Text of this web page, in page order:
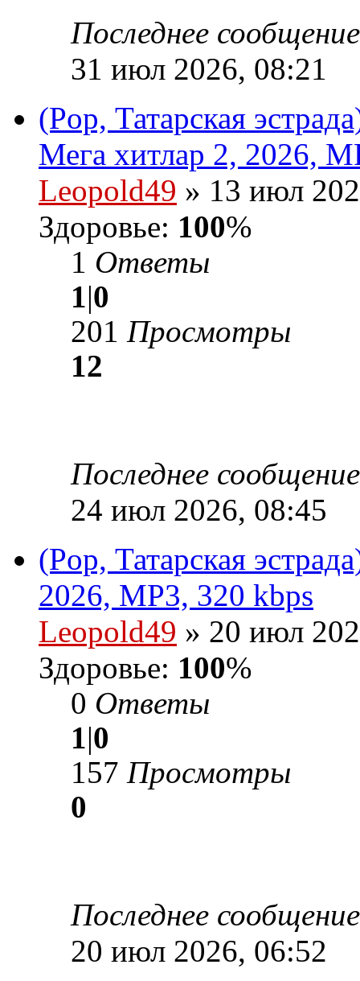
Последнее
31 июл 2026, 08:21
(Pop, Татарская
Мега хитлар 2, 2026,
Leopold49 » 13 июл
Здоровье: 100%
1 Ответы
1|0
201 Просмотры
12
Последнее
24 июл 2026, 08:45
(Pop, Татарская
2026, MP3, 320 kbps
Leopold49 » 20 июл
Здоровье: 100%
0 Ответы
1|0
157 Просмотры
0
Последнее
20 июл 2026, 06:52